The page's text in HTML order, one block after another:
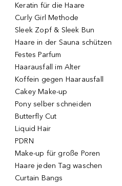
Keratin für die Haare
Curly Girl Methode
Sleek Zopf & Sleek Bun
Haare in der Sauna schützen
Festes Parfum
Haarausfall im Alter
Koffein gegen Haarausfall
Cakey Make-up
Pony selber schneiden
Butterfly Cut
Liquid Hair
PDRN
Make-up für große Poren
Haare jeden Tag waschen
Curtain Bangs